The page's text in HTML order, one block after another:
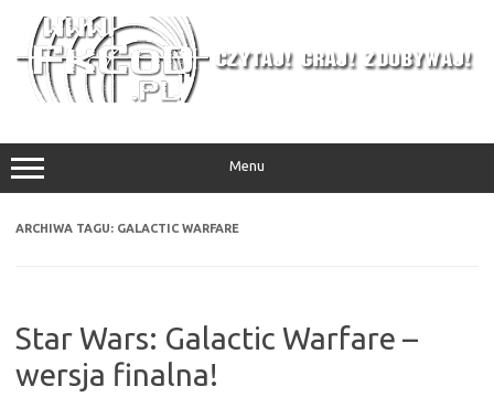
treści
Menu
ARCHIWA TAGU: GALACTIC WARFARE
Star Wars: Galactic Warfare –
wersja finalna!